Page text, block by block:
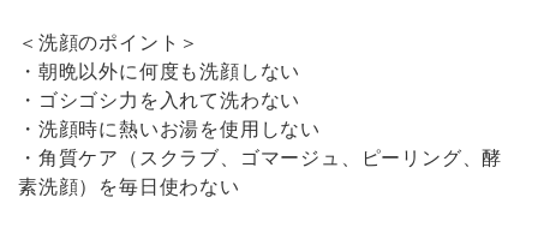
＜洗顔のポイント＞
・朝晩以外に何度も洗顔しない
・ゴシゴシ力を入れて洗わない
・洗顔時に熱いお湯を使用しない
・角質ケア（スクラブ、ゴマージュ、ピーリング、酵
素洗顔）を毎日使わない